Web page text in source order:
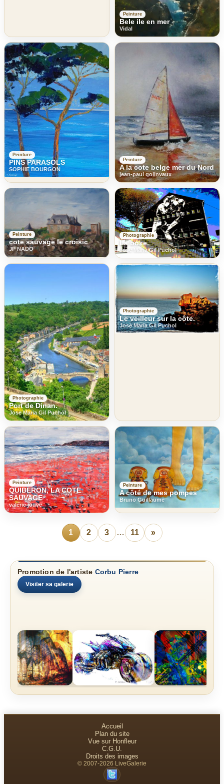
Peinture
Bele ile en mer
Vidal
Peinture
PINS PARASOLS
SOPHIE BOURGON
Peinture
A la cote belge mer du Nord
jean-paul golinvaux
Peinture
cote sauvage le croisic
JP NADO
Photographie
La boxe.
Jose Maria Gil Puchol
Photographie
Port de Dinan.
Jose Maria Gil Puchol
Photographie
Le veilleur sur la côte.
Jose Maria Gil Puchol
Peinture
QUIBERON, LA COTE
SAUVAGE
valerie jouve
Peinture
A côté de mes pompes
Bruno Guillaume
1 2 3 … 11 »
Promotion de l'artiste Corbu Pierre
Visiter sa galerie
Accueil
Plan du site
Vue sur Honfleur
C.G.U.
Droits des images
© 2007-2026 LiveGalerie